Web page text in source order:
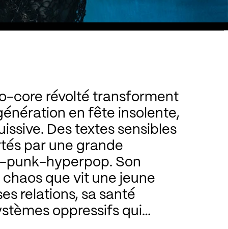
core révolté transforment
en fête insolente,
Des textes sensibles
par une grande
punk-hyperpop. Son
que vit une jeune
relations, sa santé
oppressifs qui